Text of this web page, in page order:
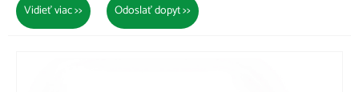
Vidieť viac >> Odoslať dopyt >>